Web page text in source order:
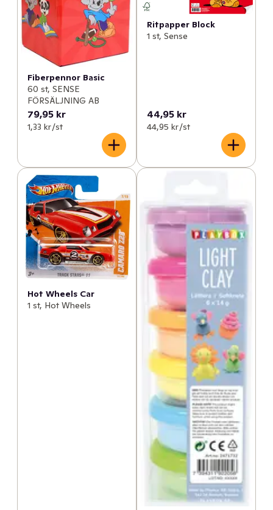
Fiberpennor Basic
60 st, SENSE
FÖRSÄLJNING AB
79,95 kr
1,33 kr /st
Ritpapper Block
1 st, Sense
44,95 kr
44,95 kr /st
Hot Wheels Car
1 st, Hot Wheels